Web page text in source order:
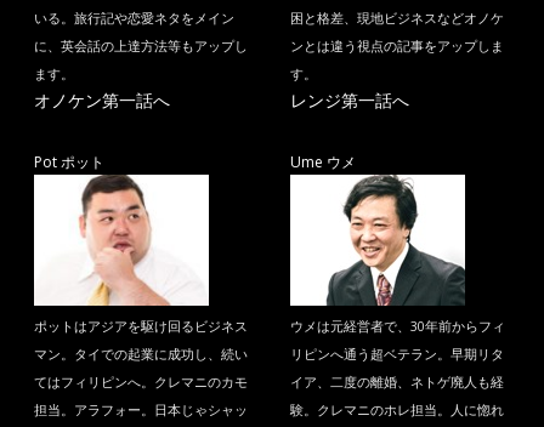
いる。旅行記や恋愛ネタをメイン
に、英会話の上達方法等もアップし
ます。
オノケン第一話へ
困と格差、現地ビジネスなどオノケ
ンとは違う視点の記事をアップしま
す。
レンジ第一話へ
Pot ポット
ポットはアジアを駆け回るビジネス
マン。タイでの起業に成功し、続い
てはフィリピンへ。クレマニのカモ
担当。アラフォー。日本じゃシャッ
Ume ウメ
ウメは元経営者で、30年前からフィ
リピンへ通う超ベテラン。早期リタ
イア、二度の離婚、ネトゲ廃人も経
験。クレマニのホレ担当。人に惚れ